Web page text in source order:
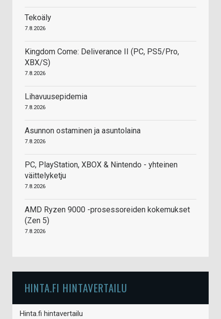
Tekoäly
7.8.2026
Kingdom Come: Deliverance II (PC, PS5/Pro,
XBX/S)
7.8.2026
Lihavuusepidemia
7.8.2026
Asunnon ostaminen ja asuntolaina
7.8.2026
PC, PlayStation, XBOX & Nintendo - yhteinen
väittelyketju
7.8.2026
AMD Ryzen 9000 -prosessoreiden kokemukset
(Zen 5)
7.8.2026
HINTA.FI HINTAVERTAILU
Hinta.fi hintavertailu